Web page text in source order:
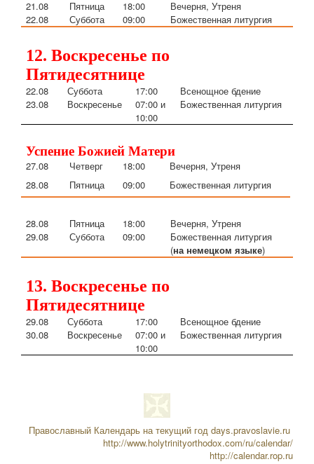
21.08 Пятница 18:00
Вечерня, Утреня
22.08
Суббота 09:00 Божественная литургия
12. Воскресенье по
Пятидесятнице
22.08 Суббота 17:00
Всенощное бдение
23.08
Воскресенье
07:00 и
10:00
Божественная литургия
Успение Божией Матери
27.08 Четверг 18:00
Вечерня, Утреня
28.08
Пятница 09:00 Божественная литургия
28.08 Пятница 18:00
Вечерня, Утреня
29.08
Суббота 09:00
Божественная литургия
(на немецком языке)
13. Воскресенье по
Пятидесятнице
29.08 Суббота 17:00
Всенощное бдение
30.08
Воскресенье
07:00 и
10:00
Божественная литургия
Православный Календарь на текущий год days.pravoslavie.ru
http://www.holytrinityorthodox.com/ru/calendar/
http://calendar.rop.ru